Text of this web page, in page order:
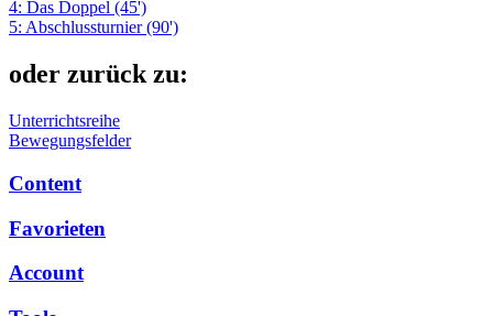
4: Das Doppel (45')
5: Abschlussturnier (90')
oder zurück zu:
Unterrichtsreihe
Bewegungsfelder
Content
Favorieten
Account